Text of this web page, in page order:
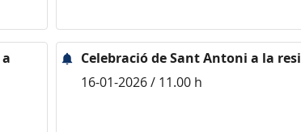
Celebració de Sant Antoni a la
16-01-2026 / 11.00 h